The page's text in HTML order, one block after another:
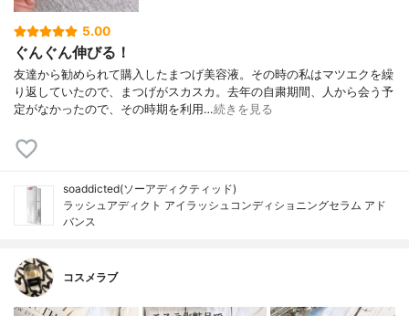
5.00
ぐんぐん伸びる！
友達から勧められて購入したまつげ美容液。その時の私はマツエクを繰
り返していたので、まつげがスカスカ。去年の自粛期間、人から会う予
定がなかったので、その時期を利用…続きを見る
soaddicted(ソーアディクティッド)
ラッシュアディクト アイラッシュコンディショニングセラム アド
バンス
コスメラブ